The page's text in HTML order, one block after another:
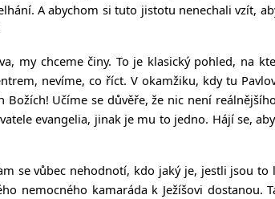
A abychom si tuto jistotu nenechali vzít,
my chceme činy. To je klasický pohled, na
nevíme, co říct. V okamžiku, kdy tu
Učíme se důvěře, že nic není
evangelia, jinak je mu to jedno. Hájí se,
se vůbec nehodnotí, kdo jaký je, jestli jsou
kamaráda k Ježíšovi dostanou.